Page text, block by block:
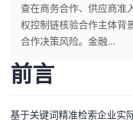
人
主
页
我
的
开
发
查在商务合作、供应商准
权控制链核验合作主体背
合作决策风险。金融...
前言
基于关键词精准检索企业实